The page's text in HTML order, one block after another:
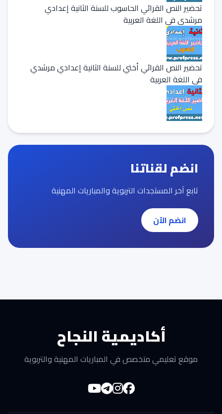
تحضير النص القرائي الحاسوب للسنة الثانية إعدادي
مرشدي في اللغة العربية
تحضير النص القرائي أختي للسنة الثانية إعدادي مرشدي
في اللغة العربية
انضم لقناتنا
تابع آخر المستجدات التربوية والمباريات المهنية
انضم الآن
أكاديمية النجاح
موقع تعليمي متخصص في المباريات المهنية والتربوية